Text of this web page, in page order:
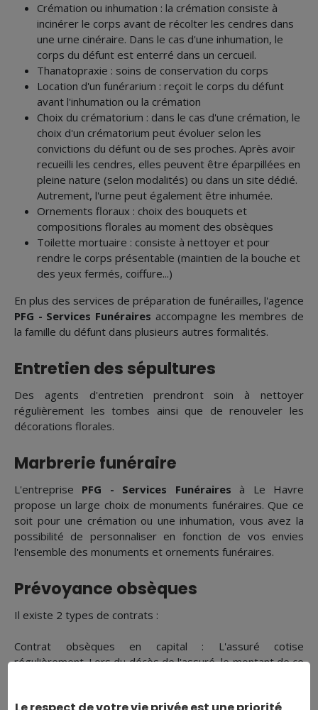
Crémation ou inhumation : la crémation consiste à
incinérer le corps avant de récolter les cendres dans
une urne cinéraire. Dans le cas d'une inhumation, le
corps du défunt est enterré dans un cercueil.
Thanatopraxie : soins de conservation du corps
Location d'un funérarium : reçoit le corps du défunt
avant l'inhumation ou la crémation
Choix du crématorium : dans le cas d'une crémation, le
choix d'un crématorium peut évoluer selon les
convictions du défunt ou de ses proches. Après avoir
recueilli les cendres, elles peuvent être éparpillées en
pleine nature (selon modalités) ou dans un site dédié.
Autrement, l'urne peut également être inhumée.
Ornements floraux : choix des bouquets et
compositions florales au moment des obsèques
Toilette mortuaire : consiste à nettoyer et pour
rendre le corps présentable (maintien de la bouche et
des yeux fermés, coiffure...)
En plus des services de préparation de funérailles, l'agence
PFG - Services Funéraires accompagne les membres de
la famille du défunt dans plusieurs autres formalités.
Entretien des sépultures
Des agents d'entretien prendront soin à nettoyer
régulièrement les tombes ainsi que de renouveler les
décorations florales.
Marbrerie funéraire
L'entreprise PFG - Services Funéraires à Le Havre
propose un large choix de monuments funéraires. Que ce
soit pour une crémation ou une inhumation, vous avez la
possibilité de personnaliser en fonction de vos envies
l'ensemble des monuments et ornements funéraires.
Prévoyance obsèques
Il existe 2 types de contrats :
Contrat obsèques en capital : L'assuré cotise
régulièrement. Lors du décès de l'assuré, le montant de ce